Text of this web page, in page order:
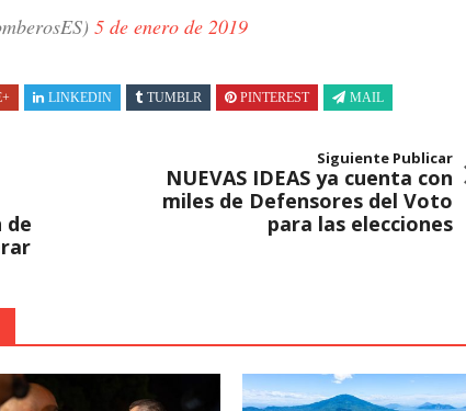
5 de enero de 2019
LINKEDIN TUMBLR PINTEREST MAIL
de
Siguiente Publicar
NUEVAS IDEAS ya cuenta con
miles de Defensores del Voto
para las elecciones